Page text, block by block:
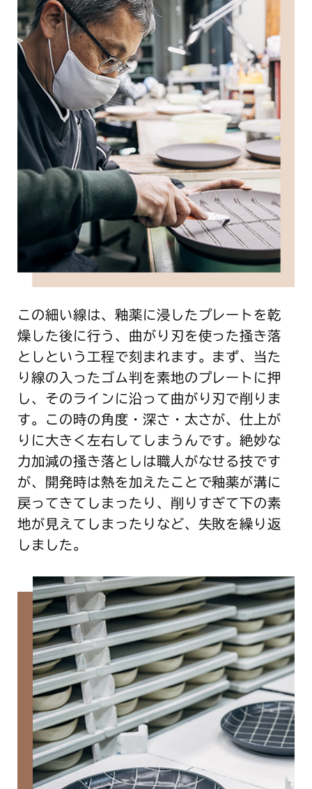
この細い線は、釉薬に浸したプレートを乾
燥した後に行う、曲がり刃を使った掻き落
としという工程で刻まれます。まず、当た
り線の入ったゴム判を素地のプレートに押
し、そのラインに沿って曲がり刃で削りま
す。この時の角度・深さ・太さが、仕上が
りに大きく左右してしまうんです。絶妙な
力加減の掻き落としは職人がなせる技です
が、開発時は熱を加えたことで釉薬が溝に
戻ってきてしまったり、削りすぎて下の素
地が見えてしまったりなど、失敗を繰り返
しました。